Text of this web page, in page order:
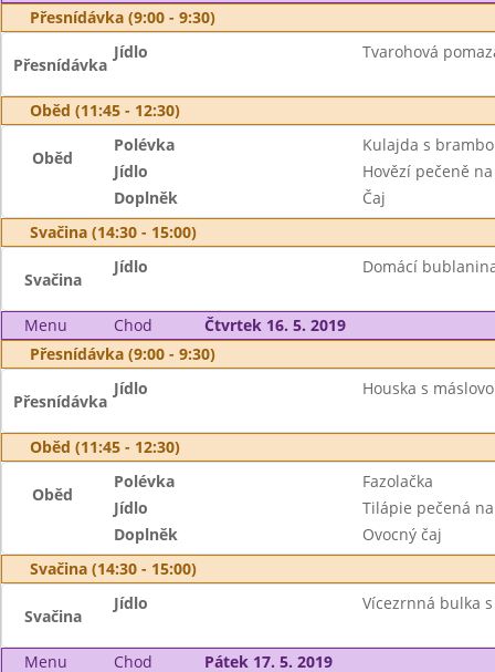
Přesnídávka (9:00 - 9:30)
Přesnídávka
Jídlo Tvarohová
Oběd (11:45 - 12:30)
Oběd
Polévka
Kulajda s
Jídlo
Hovězí pečeně
Doplněk
Čaj
Svačina (14:30 - 15:00)
Svačina
Jídlo Domácí
Menu Chod
Čtvrtek 16. 5. 2019
Přesnídávka (9:00 - 9:30)
Přesnídávka
Jídlo Houska s
Oběd (11:45 - 12:30)
Oběd
Polévka
Fazolačka
Jídlo
Tilápie pečená
Doplněk
Ovocný čaj
Svačina (14:30 - 15:00)
Svačina
Jídlo Vícezrnná bulka
Menu Chod Pátek 17. 5. 2019